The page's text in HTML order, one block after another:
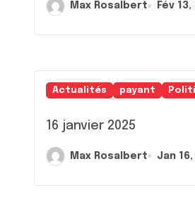
Max Rosalbert Fév
Actualités payant
16 janvier 2025
Max Rosalbert Jan